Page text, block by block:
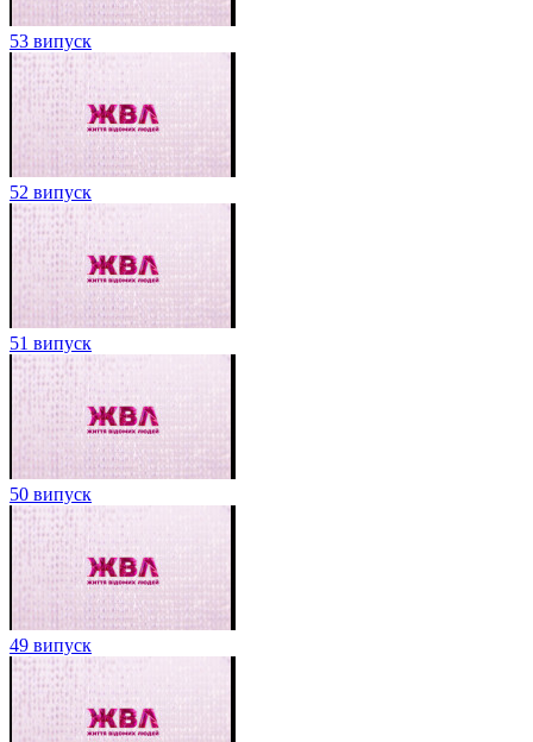
53 випуск
52 випуск
51 випуск
50 випуск
49 випуск